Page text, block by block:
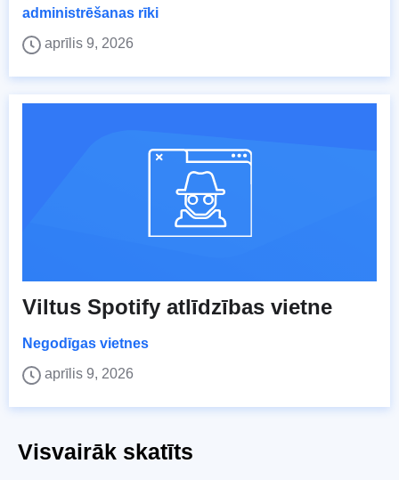
administrēšanas rīki
aprīlis 9, 2026
Viltus Spotify atlīdzības vietne
Negodīgas vietnes
aprīlis 9, 2026
Visvairāk skatīts